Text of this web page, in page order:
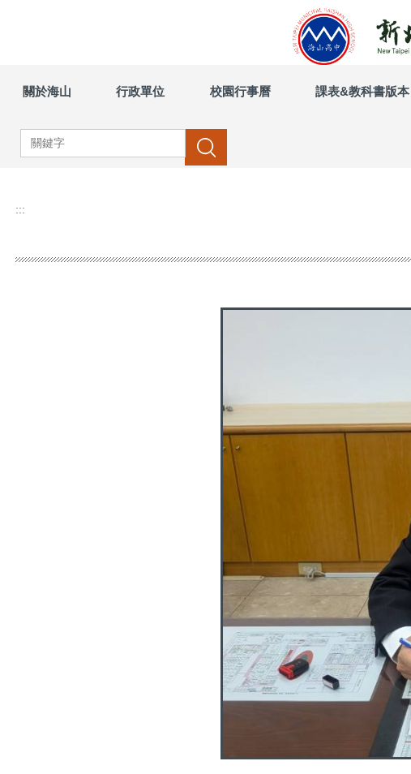
關於海山 行政單位 校園行事曆 課表&教科書版本
搜尋
:::